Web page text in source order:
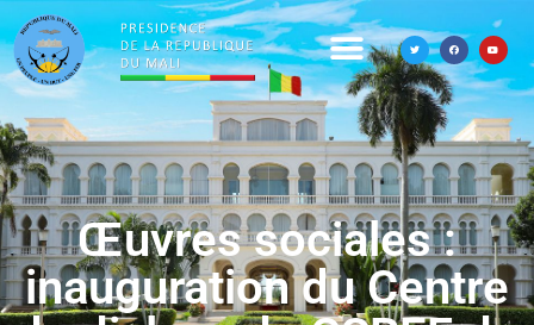
Œuvres sociales :
inauguration du Centre